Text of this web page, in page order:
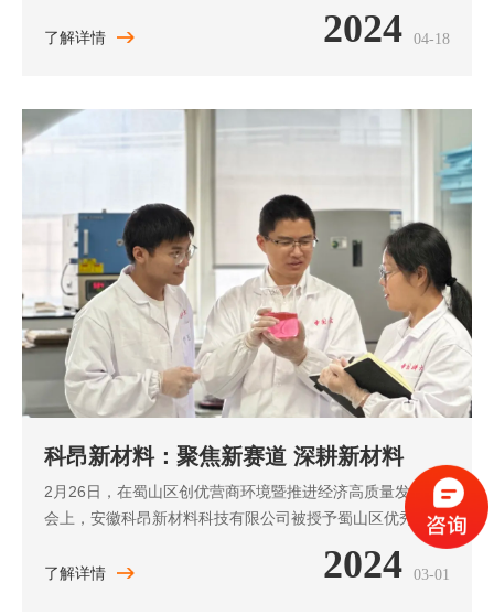
厦、欧美同学会长三角海创中心，走访科昂新材料等企业，
了解详情 2024 04-18
科昂新材料：聚焦新赛道 深耕新材料
2月26日，在蜀山区创优营商环境暨推进经济高质量发展大
会上，安徽科昂新材料科技有限公司被授予蜀山区优秀民营
企业的荣誉称号。2月29日，记者走进位于运河新城的安徽
科昂新材料科技有限公司，自动化的材料研发设备正在有序
了解详情 2024 03-01